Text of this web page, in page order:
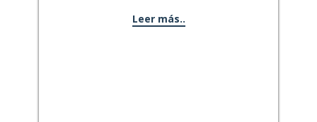
Leer más..